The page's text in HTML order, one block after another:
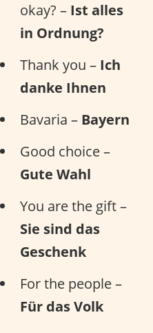
okay? – Ist alles
in Ordnung?
Thank you – Ich
danke Ihnen
Bavaria – Bayern
Good choice –
Gute Wahl
You are the gift –
Sie sind das
Geschenk
For the people –
Für das Volk